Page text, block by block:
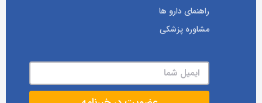
راهنمای دارو ها
مشاوره پزشکی